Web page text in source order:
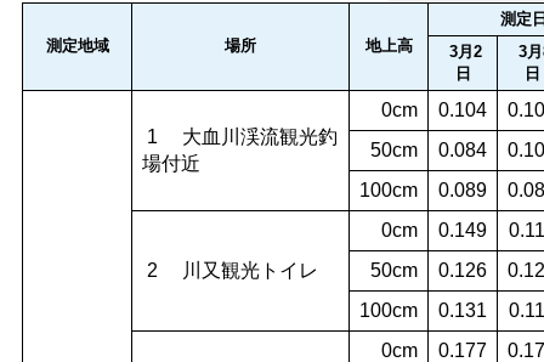
測定地域 場所 地上高
測定
3月2
日
3
日
1 大血川渓流観光釣
場付近
0cm 0.104
50cm
0.084
100cm
0.089
2 川又観光トイレ
0cm 0.149
50cm
0.126
100cm
0.131
0cm 0.177